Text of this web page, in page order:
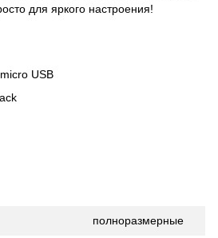
для яркого настроения!
USB
полноразмерные